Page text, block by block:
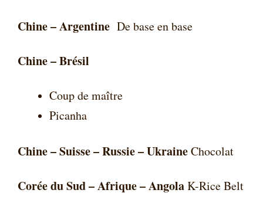
Chine – Argentine De base en base
Chine – Brésil
Coup de maître
Picanha
Chine – Suisse – Russie – UkraineChocolat
Corée du Sud – Afrique – AngolaK-Rice Belt